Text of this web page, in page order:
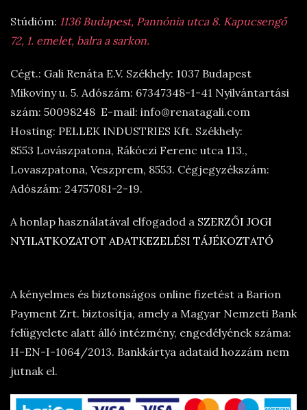
Stúdióm: 1136 Budapest, Pannónia utca 8. Kapucsengő
72, 1. emelet, balra a sarkon.
Cégt.: Gali Renáta E.V. Székhely: 1037 Budapest
Mikoviny u. 5. Adószám: 67347348-1-41 Nyilvántartási
szám: 50098248 E-mail: info@renatagali.com
Hosting: PELLEK INDUSTRIES Kft. Székhely:
8553 Lovászpatona, Rákóczi Ferenc utca 113.,
Lovaszpatona, Veszprem, 8553. Cégjegyzékszám:
Adószám: 24757081-2-19.
A honlap használatával elfogadod a SZERZŐI JOGI
NYILATKOZATOT ADATKEZELÉSI TÁJÉKOZTATÓ
A kényelmes és biztonságos online fizetést a Barion
Payment Zrt. biztosítja, amely a Magyar Nemzeti Bank
felügyelete alatt álló intézmény, engedélyének száma:
H-EN-I-1064/2013. Bankkártya adataid hozzám nem
jutnak el.